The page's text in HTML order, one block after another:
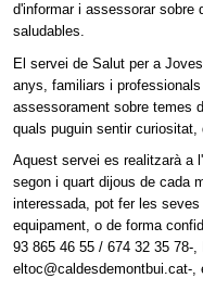
d'informar i assessorar sobre
saludables.
El servei de Salut per a
anys, familiars i
assessorament sobre temes
quals puguin sentir curiositat,
Aquest servei es realitzarà a
segon i quart dijous de cada
interessada, pot fer les
equipament, o de forma
93 865 46 55 / 674 32 35 78-
eltoc@caldesdemontbui.cat-